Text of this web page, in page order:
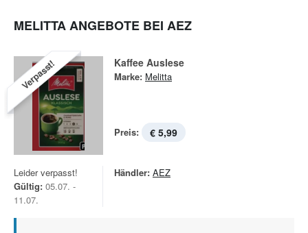
MELITTA ANGEBOTE BEI AEZ
Verpasst! Kaffee Auslese
Marke: Melitta
Preis: € 5,99
Leider verpasst!
Gültig: 05.07. -
11.07.
Händler: AEZ